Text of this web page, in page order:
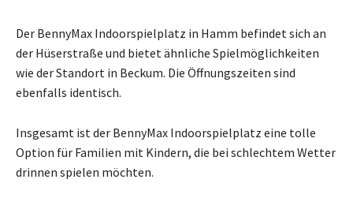
Der BennyMax Indoorspielplatz in Hamm befindet sich an
der Hüserstraße und bietet ähnliche Spielmöglichkeiten
wie der Standort in Beckum. Die Öffnungszeiten sind
ebenfalls identisch.
Insgesamt ist der BennyMax Indoorspielplatz eine tolle
Option für Familien mit Kindern, die bei schlechtem Wetter
drinnen spielen möchten.